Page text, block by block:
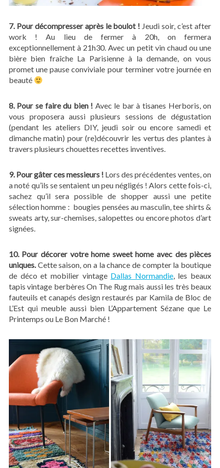
7. Pour décompresser après le boulot ! Jeudi soir, c’est after
work ! Au lieu de fermer à 20h, on fermera
exceptionnellement à 21h30. Avec un petit vin chaud ou une
bière bien fraîche La Parisienne à la demande, on vous
promet une pause conviviale pour terminer votre journée en
beauté
8. Pour se faire du bien ! Avec le bar à tisanes Herboris, on
vous proposera aussi plusieurs sessions de dégustation
(pendant les ateliers DIY, jeudi soir ou encore samedi et
dimanche matin) pour (re)découvrir les vertus des plantes à
travers plusieurs chouettes recettes inventives.
9. Pour gâter ces messieurs ! Lors des précédentes ventes, on
a noté qu’ils se sentaient un peu négligés ! Alors cette fois-ci,
sachez qu’il sera possible de shopper aussi une petite
sélection homme : bougies pensées au masculin, tee shirts &
sweats arty, sur-chemises, salopettes ou encore photos d’art
signées.
10. Pour décorer votre home sweet home avec des pièces
uniques.Cette saison, on a la chance de compter la boutique
de déco et mobilier vintage Dallas Normandie, les beaux
tapis vintage berbères On The Rug mais aussi les très beaux
fauteuils et canapés design restaurés par Kamila de Bloc de
L’Est qui meuble aussi bien L’Appartement Sézane que Le
Printemps ou Le Bon Marché !